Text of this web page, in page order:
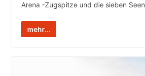
Arena -Zugspitze und die sieben Seen
mehr...